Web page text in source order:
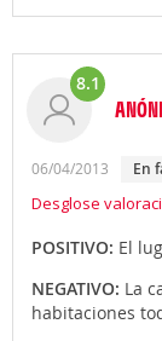
8.1
06/04/2013 en
Desglose
POSITIVO: El
NEGATIVO: La
habitaciones